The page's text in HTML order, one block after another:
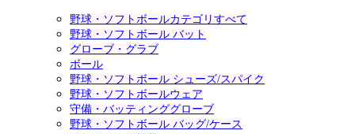
野球・ソフトボールカテゴリすべて
野球・ソフトボール バット
グローブ・グラブ
ボール
野球・ソフトボール シューズ/スパイク
野球・ソフトボールウェア
守備・バッティンググローブ
野球・ソフトボール バッグ/ケース